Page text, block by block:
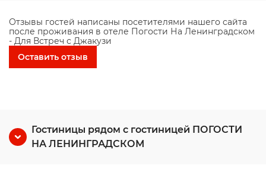
Отзывы гостей написаны посетителями нашего сайта
после проживания в отеле Погости На Ленинградском
- Для Встреч с Джакузи
Оставить отзыв
Гостиницы рядом с гостиницей ПОГОСТИ
НА ЛЕНИНГРАДСКОМ